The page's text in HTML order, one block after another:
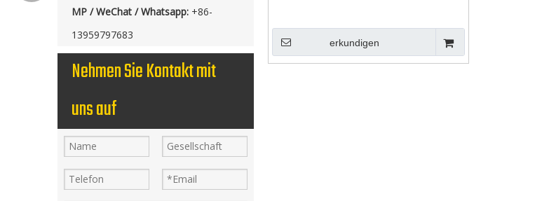
MP / WeChat / Whatsapp: +86-
13959797683
Nehmen Sie Kontakt mit
uns auf
erkundigen